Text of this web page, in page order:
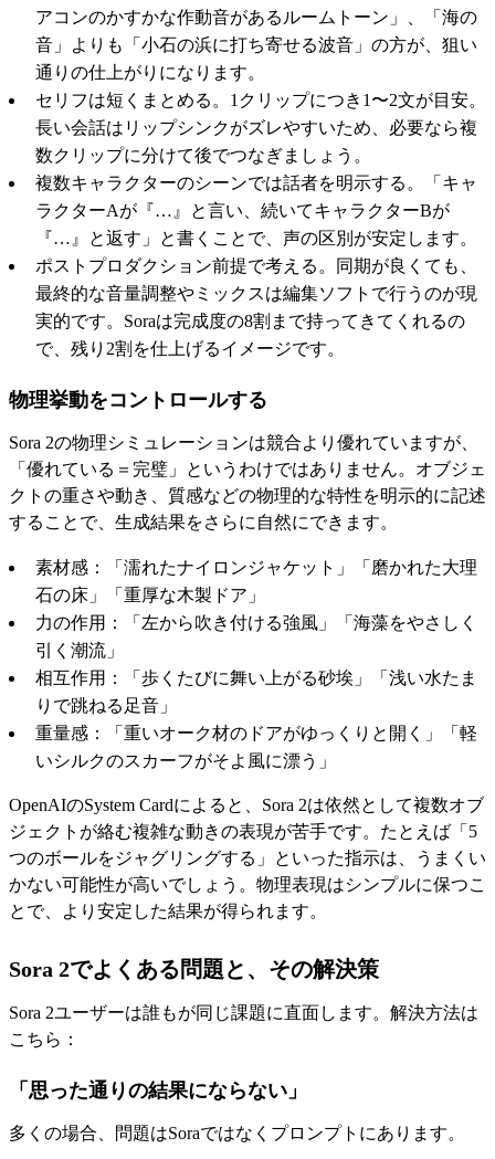
アコンのかすかな作動音があるルームトーン」、「海の
音」よりも「小石の浜に打ち寄せる波音」の方が、狙い
通りの仕上がりになります。
セリフは短くまとめる。1クリップにつき1〜2文が目安。
長い会話はリップシンクがズレやすいため、必要なら複
数クリップに分けて後でつなぎましょう。
複数キャラクターのシーンでは話者を明示する。「キャ
ラクターAが『…』と言い、続いてキャラクターBが
『…』と返す」と書くことで、声の区別が安定します。
ポストプロダクション前提で考える。同期が良くても、
最終的な音量調整やミックスは編集ソフトで行うのが現
実的です。Soraは完成度の8割まで持ってきてくれるの
で、残り2割を仕上げるイメージです。
物理挙動をコントロールする
Sora 2の物理シミュレーションは競合より優れていますが、
「優れている＝完璧」というわけではありません。オブジェ
クトの重さや動き、質感などの物理的な特性を明示的に記述
することで、生成結果をさらに自然にできます。
素材感：「濡れたナイロンジャケット」「磨かれた大理
石の床」「重厚な木製ドア」
力の作用：「左から吹き付ける強風」「海藻をやさしく
引く潮流」
相互作用：「歩くたびに舞い上がる砂埃」「浅い水たま
りで跳ねる足音」
重量感：「重いオーク材のドアがゆっくりと開く」「軽
いシルクのスカーフがそよ風に漂う」
OpenAIのSystem Cardによると、Sora 2は依然として複数オブ
ジェクトが絡む複雑な動きの表現が苦手です。たとえば「5
つのボールをジャグリングする」といった指示は、うまくい
かない可能性が高いでしょう。物理表現はシンプルに保つこ
とで、より安定した結果が得られます。
Sora 2でよくある問題と、その解決策
Sora 2ユーザーは誰もが同じ課題に直面します。解決方法は
こちら：
「思った通りの結果にならない」
多くの場合、問題はSoraではなくプロンプトにあります。